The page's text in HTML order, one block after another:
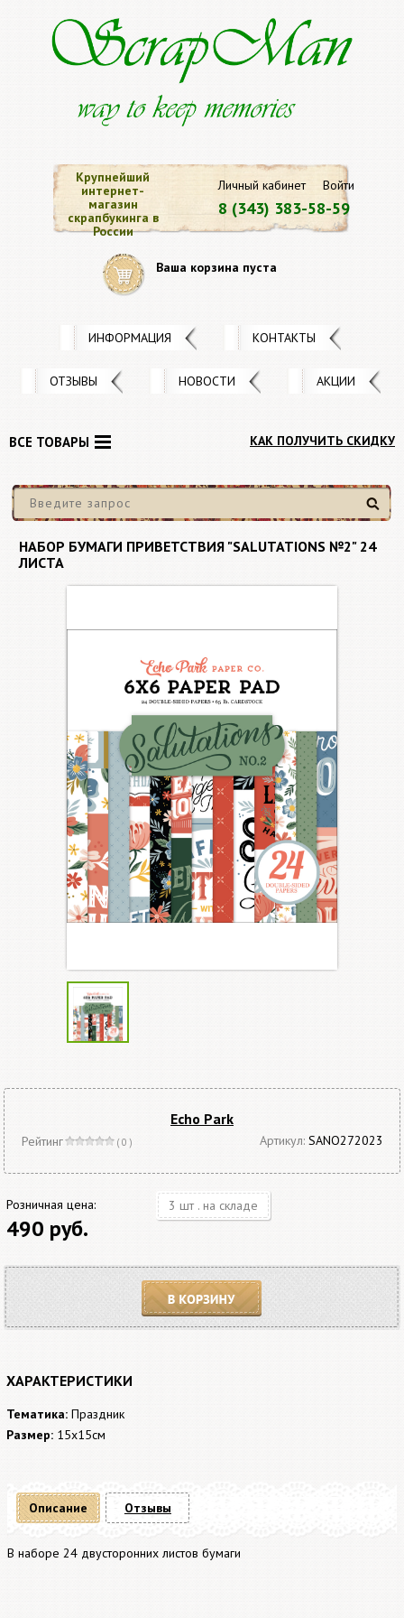
Личный кабинет Войти
8 (343) 383-58-59
Крупнейший
интернет-
магазин
скрапбукинга в
России
Ваша корзина пуста
ИНФОРМАЦИЯ КОНТАКТЫ
ОТЗЫВЫ НОВОСТИ АКЦИИ
КАК ПОЛУЧИТЬ СКИДКУ
Найти
ВСЕ ТОВАРЫ
НАБОР БУМАГИ ПРИВЕТСТВИЯ "SALUTATIONS №2" 24
ЛИСТА
Echo Park
Рейтинг ( 0 ) Артикул: SANO272023
Розничная цена:
490 руб.
3 шт . на складе
В корзину
ХАРАКТЕРИСТИКИ
Тематика: Праздник
Размер: 15x15см
Описание
В наборе 24 двусторонних листов бумаги
Отзывы